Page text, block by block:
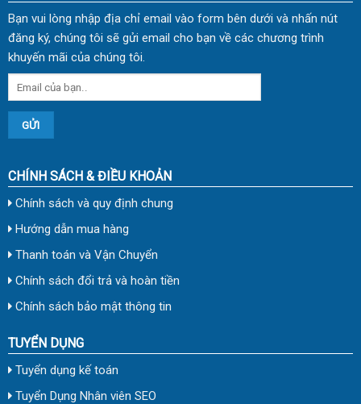
Bạn vui lòng nhập địa chỉ email vào form bên dưới và nhấn nút
đăng ký, chúng tôi sẽ gửi email cho bạn về các chương trình
khuyến mãi của chúng tôi.
CHÍNH SÁCH & ĐIỀU KHOẢN
Chính sách và quy định chung
Hướng dẫn mua hàng
Thanh toán và Vận Chuyển
Chính sách đổi trả và hoàn tiền
Chính sách bảo mật thông tin
TUYỂN DỤNG
Tuyển dụng kế toán
Tuyển Dụng Nhân viên SEO